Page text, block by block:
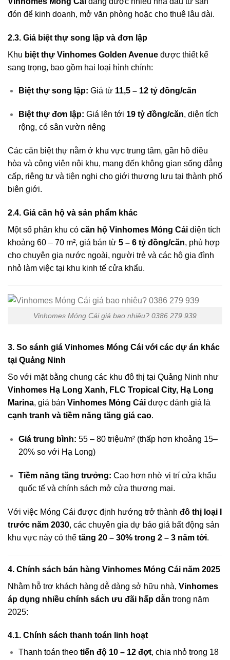
đón để kinh doanh, mở văn phòng hoặc cho thuê lâu dài.
2.3. Giá biệt thự song lập và đơn lập
Khu biệt thự Vinhomes Golden Avenue được thiết kế
sang trọng, bao gồm hai loại hình chính:
Biệt thự song lập: Giá từ 11,5 – 12 tỷ đồng/căn
Biệt thự đơn lập: Giá lên tới 19 tỷ đồng/căn, diện tích
rộng, có sân vườn riêng
Các căn biệt thự nằm ở khu vực trung tâm, gần hồ điều
hòa và công viên nội khu, mang đến không gian sống đẳng
cấp, riêng tư và tiện nghi cho giới thượng lưu tại thành phố
biên giới.
2.4. Giá căn hộ và sản phẩm khác
Một số phân khu có căn hộ Vinhomes Móng Cái diện tích
khoảng 60 – 70 m², giá bán từ 5 – 6 tỷ đồng/căn, phù hợp
cho chuyên gia nước ngoài, người trẻ và các hộ gia đình
nhỏ làm việc tại khu kinh tế cửa khẩu.
Vinhomes Móng Cái giá bao nhiêu? 0386 279 939
3. So sánh giá Vinhomes Móng Cái với các dự án khác
tại Quảng Ninh
So với mặt bằng chung các khu đô thị tại Quảng Ninh như
Vinhomes Hạ Long Xanh, FLC Tropical City, Hạ Long
Marina, giá bán Vinhomes Móng Cái được đánh giá là
cạnh tranh và tiềm năng tăng giá cao.
Giá trung bình: 55 – 80 triệu/m² (thấp hơn khoảng 15–
20% so với Hạ Long)
Tiềm năng tăng trưởng: Cao hơn nhờ vị trí cửa khẩu
quốc tế và chính sách mở cửa thương mại.
Với việc Móng Cái được định hướng trở thành đô thị loại I
trước năm 2030, các chuyên gia dự báo giá bất động sản
khu vực này có thể tăng 20 – 30% trong 2 – 3 năm tới.
4. Chính sách bán hàng Vinhomes Móng Cái năm 2025
Nhằm hỗ trợ khách hàng dễ dàng sở hữu nhà, Vinhomes
áp dụng nhiều chính sách ưu đãi hấp dẫn trong năm
2025:
4.1. Chính sách thanh toán linh hoạt
Thanh toán theo tiến độ 10 – 12 đợt, chia nhỏ trong 18